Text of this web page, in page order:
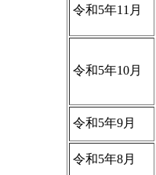
令和5年11月
令和5年10月
令和5年9月
令和5年8月